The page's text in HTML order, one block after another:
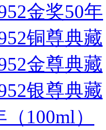
金奖50年
铜尊典藏
金尊典藏
银尊典藏
100ml）